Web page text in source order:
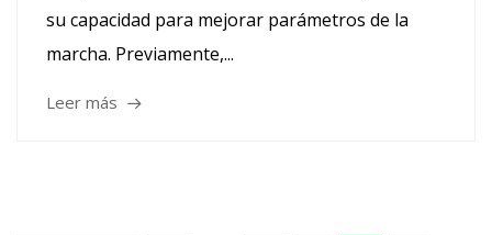
su capacidad para mejorar parámetros de la
marcha. Previamente,...
Leer más